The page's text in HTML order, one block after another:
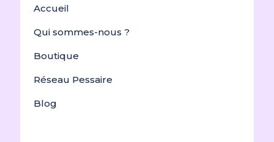
Accueil
Qui sommes-nous ?
Boutique
Réseau Pessaire
Blog